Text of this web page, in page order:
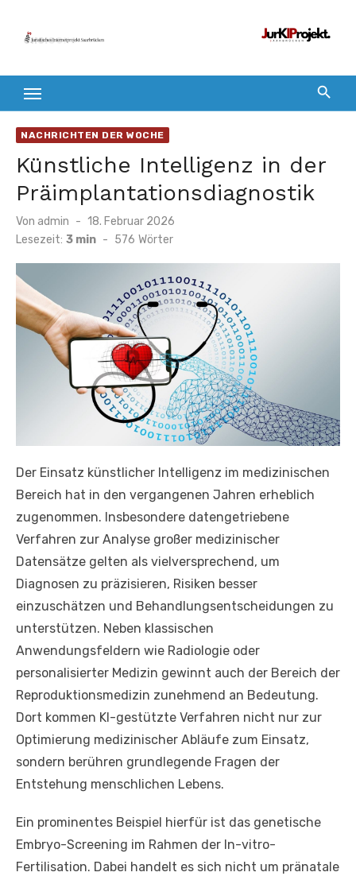
Inhalt
NACHRICHTEN DER WOCHE
Künstliche Intelligenz in der
Präimplantationsdiagnostik
Von admin
Veröffentlicht
am
18. Februar 2026
Lesezeit: 3 min - 576 Wörter
Der Einsatz künstlicher Intelligenz im medizinischen
Bereich hat in den vergangenen Jahren erheblich
zugenommen. Insbesondere datengetriebene
Verfahren zur Analyse großer medizinischer
Datensätze gelten als vielversprechend, um
Diagnosen zu präzisieren, Risiken besser
einzuschätzen und Behandlungsentscheidungen zu
unterstützen. Neben klassischen
Anwendungsfeldern wie Radiologie oder
personalisierter Medizin gewinnt auch der Bereich der
Reproduktionsmedizin zunehmend an Bedeutung.
Dort kommen KI-gestützte Verfahren nicht nur zur
Optimierung medizinischer Abläufe zum Einsatz,
sondern berühren grundlegende Fragen der
Entstehung menschlichen Lebens.
Ein prominentes Beispiel hierfür ist das genetische
Embryo-Screening im Rahmen der In-vitro-
Fertilisation. Dabei handelt es sich nicht um pränatale